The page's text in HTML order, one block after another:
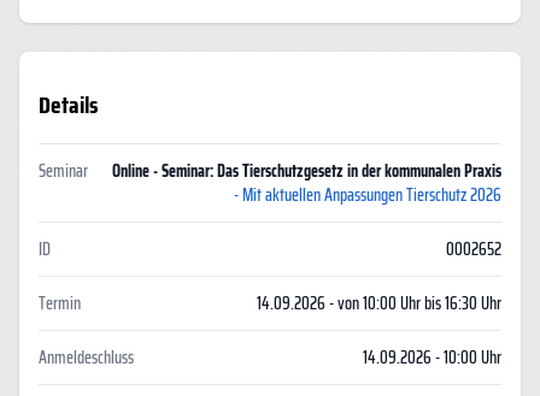
Details
Seminar
Online - Seminar: Das Tierschutzgesetz in der kommunalen Praxis
- Mit aktuellen Anpassungen Tierschutz 2026
ID 0002652
Termin 14.09.2026 - von 10:00 Uhr bis 16:30 Uhr
Anmeldeschluss 14.09.2026 - 10:00 Uhr